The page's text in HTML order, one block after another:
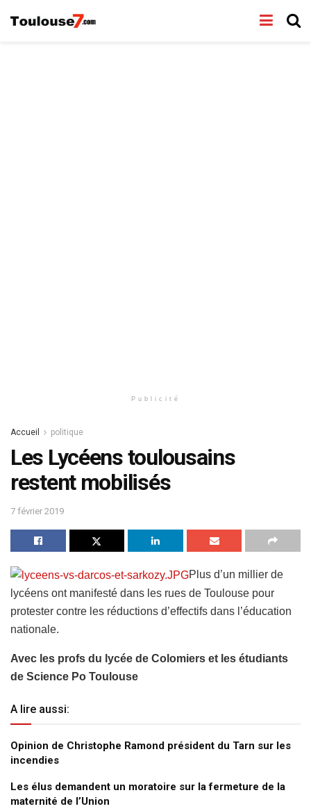
Publicité
Accueil politique
Les Lycéens toulousains
restent mobilisés
7 février 2019
Plus d’un millier de
lycéens ont manifesté dans les rues de Toulouse pour
protester contre les réductions d’effectifs dans l’éducation
nationale.
Avec les profs du lycée de Colomiers et les étudiants
de Science Po Toulouse
A lire aussi:
Opinion de Christophe Ramond président du Tarn sur les
incendies
Les élus demandent un moratoire sur la fermeture de la
maternité de l’Union